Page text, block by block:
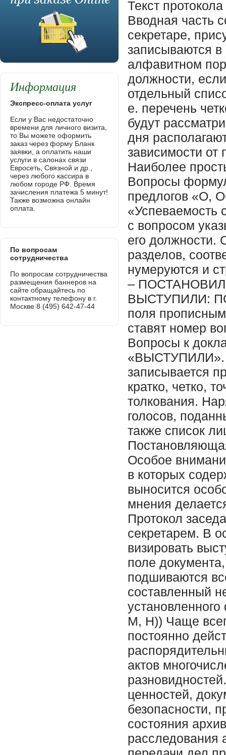
Информация
Экспресс-оплата услуг
Если у Вас недостаточно
времени для личного визита,
то Вы можете оформить
заказ через форму Бланк
заявки, а оплатить наши
услуги в салонах связи
Евросеть, Связной и др.,
через любого кассира в
любом городе РФ. Время
зачисления платежа 5 минут!
Также возможна онлайн
оплата.
По вопросам
сотрудничества
По вопросам сотрудничества
размещения баннеров на
сайте обращайтесь по
контактному телефону в г.
Москве 8 (495) 642-47-44